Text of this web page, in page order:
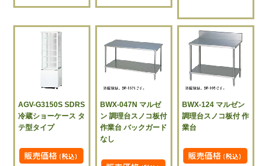
AGV-G3150S SDRS
冷蔵ショーケース タ
テ型タイプ
BWX-047N マルゼ
ン 調理台スノコ板付
作業台 バックガード
なし
BWX-124 マルゼン
調理台スノコ板付 作
業台